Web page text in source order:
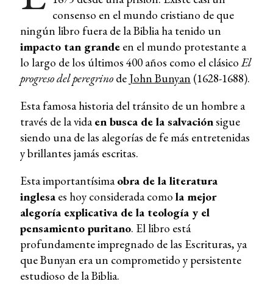
consenso en el mundo cristiano de que
ningún libro fuera de la Biblia ha tenido un
impacto tan grandeen el mundo protestante a
lo largo de los últimos 400 años como el clásicoEl
progreso del peregrinode John Bunyan (1628-1688).
Esta famosa historia del tránsito de un hombre a
través de la vida en busca de la salvaciónsigue
siendo una de las alegorías de fe más entretenidas
y brillantes jamás escritas.
Esta importantísima obra de la literatura
inglesaes hoy considerada como la mejor
alegoría explicativa de la teología y el
pensamiento puritano. El libro está
profundamente impregnado de las Escrituras, ya
que Bunyan era un comprometido y persistente
estudioso de la Biblia.